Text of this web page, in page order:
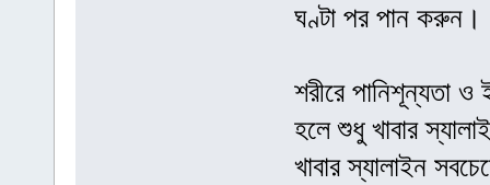
ঘণ্টা পর পান করুন।
শরীরে পানিশূন্যতা ও
হলে শুধু খাবার
খাবার স্যালাইন